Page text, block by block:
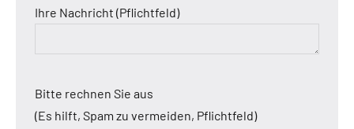
Ihre Nachricht (Pflichtfeld)
Bitte rechnen Sie aus
(Es hilft, Spam zu vermeiden, Pflichtfeld)